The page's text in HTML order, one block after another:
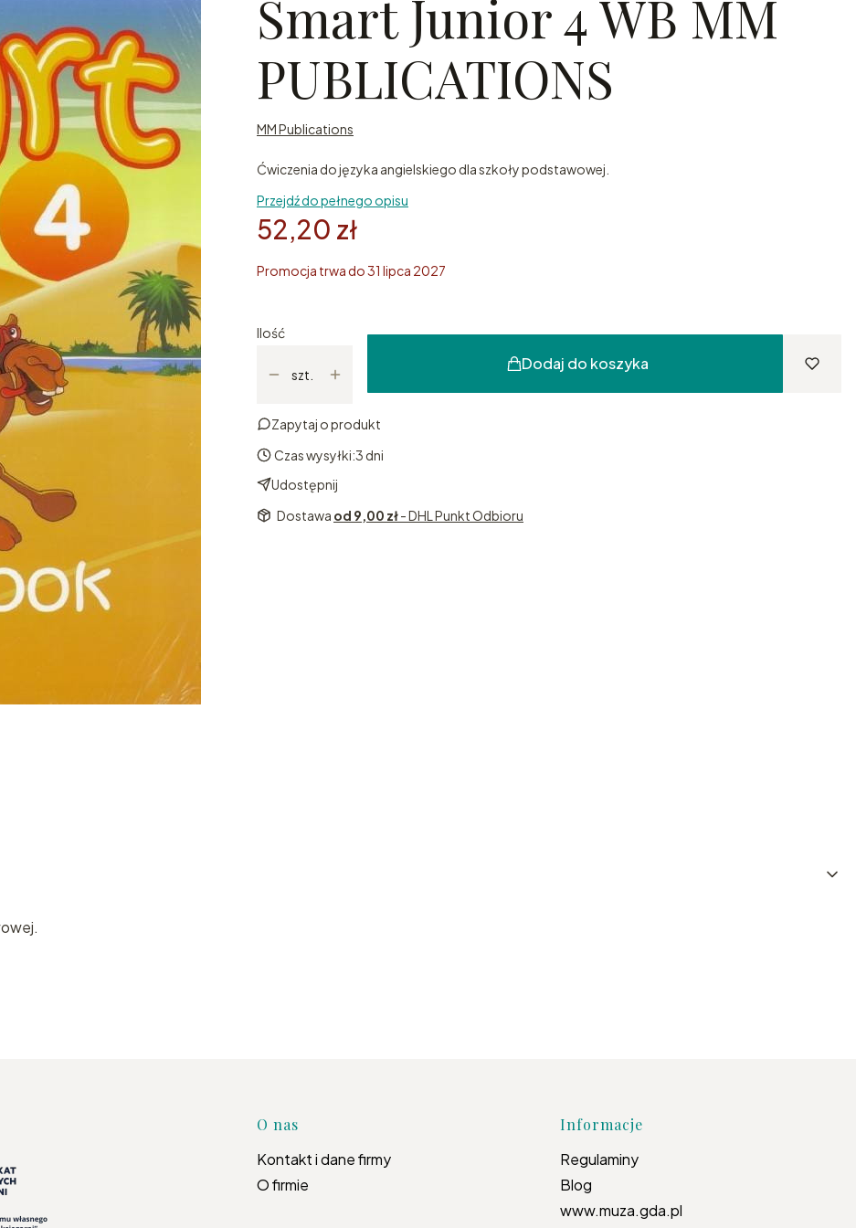
Smart Junior 4 WB MM
PUBLICATIONS
MM Publications
Ćwiczenia do języka angielskiego dla szkoły podstawowej.
Przejdź do pełnego opisu
52,20 zł
Promocja trwa do 31 lipca 2027
Ilość
szt.
Dodaj do koszyka
Zapytaj o produkt
Czas wysyłki:3 dni
Udostępnij
Dostawa od 9,00 zł- DHL Punkt Odbioru
Linki w stopce
O nas
Kontakt i dane firmy
O firmie
Informacje
Regulaminy
Blog
www.muza.gda.pl